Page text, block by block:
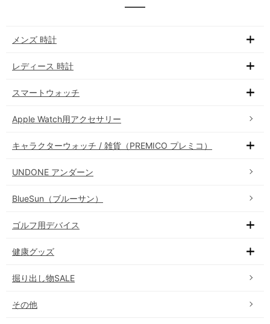
メンズ 時計
レディース 時計
スマートウォッチ
Apple Watch用アクセサリー
キャラクターウォッチ / 雑貨（PREMICO プレミコ）
UNDONE アンダーン
BlueSun（ブルーサン）
ゴルフ用デバイス
健康グッズ
掘り出し物SALE
その他